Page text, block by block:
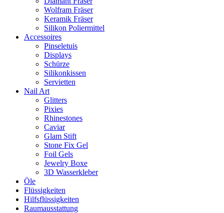
Wolfram Fräser
Keramik Fräser
Silikon Poliermittel
Accessoires
Pinseletuis
Displays
Schürze
Silikonkissen
Servietten
Nail Art
Glitters
Pixies
Rhinestones
Caviar
Glam Stift
Stone Fix Gel
Foil Gels
Jewelry Boxe
3D Wasserkleber
Öle
Flüssigkeiten
Hilfsflüssigkeiten
Raumausstattung